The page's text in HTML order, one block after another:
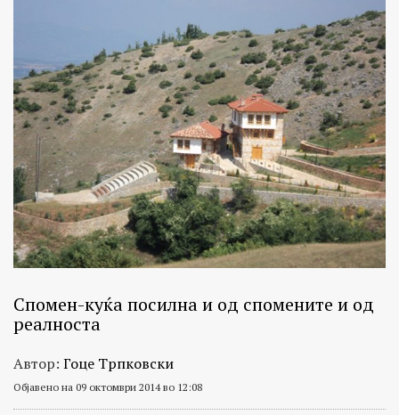
Спомен-куќа посилна и од спомените и од
реалноста
Автор: Гоце Трпковски
Објавено на 09 октомври 2014 во 12:08